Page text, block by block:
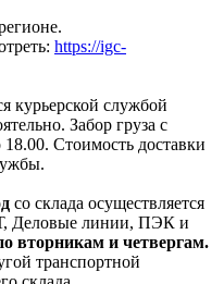
https://igc-
курьерской службой
Забор груза с
Стоимость доставки
со склада осуществляется
Деловые линии, ПЭК и
вторникам и четвергам.
транспортной